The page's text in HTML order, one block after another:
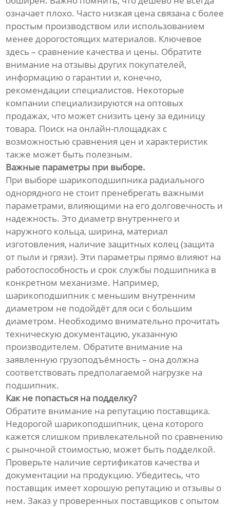
означает плохо. Часто низкая цена связана с более
простым производством или использованием
менее дорогостоящих материалов. Ключевое
здесь – сравнение качества и цены. Обратите
внимание на отзывы других покупателей,
информацию о гарантии и, конечно,
рекомендации специалистов. Некоторые
компании специализируются на оптовых
продажах, что может снизить цену за единицу
товара. Поиск на онлайн-площадках с
возможностью сравнения цен и характеристик
также может быть полезным.
Важные параметры при выборе.
При выборе шарикоподшипника радиального
однорядного не стоит пренебрегать важными
параметрами, влияющими на его долговечность и
надежность. Это диаметр внутреннего и
наружного кольца, ширина, материал
изготовления, наличие защитных колец (защита
от пыли и грязи). Эти параметры прямо влияют на
работоспособность и срок службы подшипника в
конкретном механизме. Например,
шарикоподшипник с меньшим внутренним
диаметром не подойдёт для оси с большим
диаметром. Необходимо внимательно прочитать
техническую документацию, указанную
производителем. Обратите внимание на
заявленную грузоподъёмность – она должна
соответствовать предполагаемой нагрузке на
подшипник.
Как не попасться на подделку?
Обратите внимание на репутацию поставщика.
Недорогой шарикоподшипник, цена которого
кажется слишком привлекательной по сравнению
с рыночной стоимостью, может быть подделкой.
Проверьте наличие сертификатов качества и
документации на продукцию. Убедитесь, что
поставщик имеет хорошую репутацию и отзывы о
нем. Заказ у проверенных поставщиков с опытом